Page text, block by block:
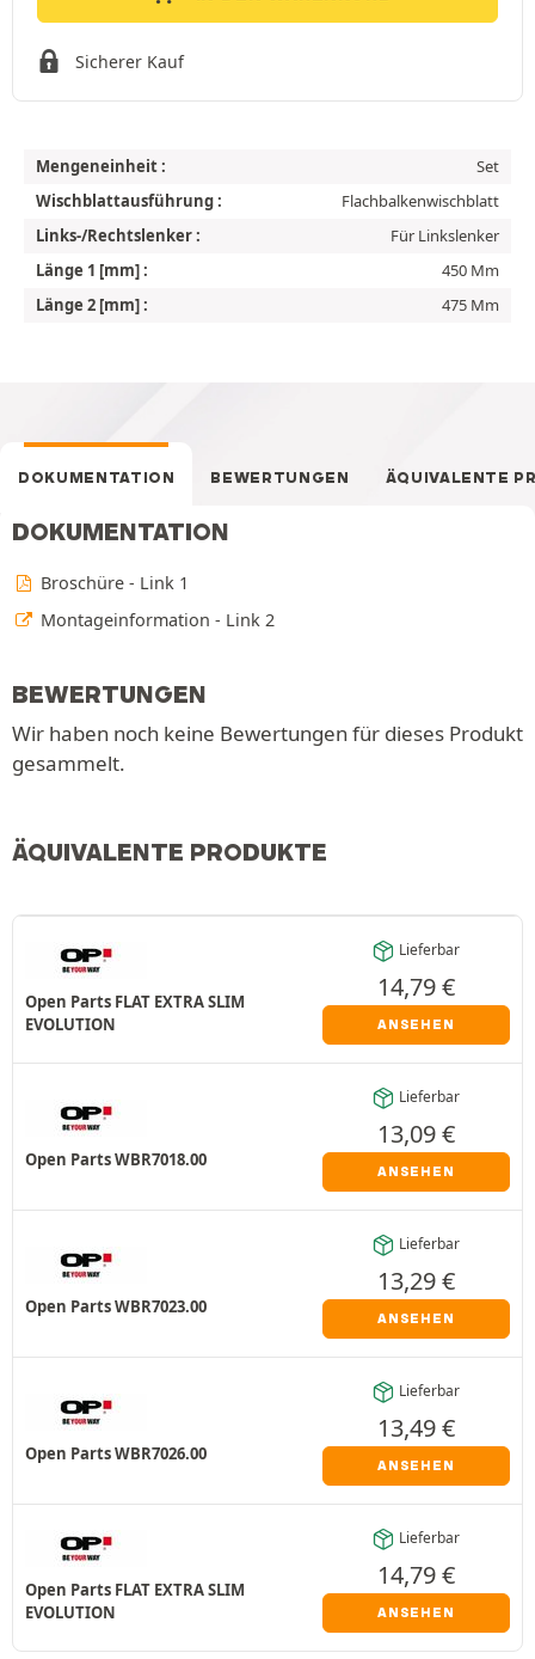
Sicherer Kauf
Mengeneinheit :
Set
Wischblattausführung :
Flachbalkenwischblatt
Links-/Rechtslenker :
Für Linkslenker
Länge 1 [mm] :
450 Mm
Länge 2 [mm] :
475 Mm
DOKUMENTATION BEWERTUNGEN ÄQUIVALENTE
DOKUMENTATION
Broschüre - Link 1
Montageinformation - Link 2
BEWERTUNGEN
Wir haben noch keine Bewertungen für dieses Produkt
gesammelt.
ÄQUIVALENTE PRODUKTE
Open Parts FLAT EXTRA SLIM
EVOLUTION
Lieferbar
14,79€
ANSEHEN
Open Parts WBR7018.00
Lieferbar
13,09€
ANSEHEN
Open Parts WBR7023.00
Lieferbar
13,29€
ANSEHEN
Open Parts WBR7026.00
Lieferbar
13,49€
ANSEHEN
Open Parts FLAT EXTRA SLIM
EVOLUTION
Lieferbar
14,79€
ANSEHEN